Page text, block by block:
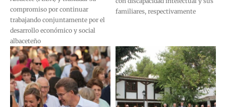
compromiso por continuar
trabajando conjuntamente por el
desarrollo económico y social
albaceteño
familiares, respectivamente